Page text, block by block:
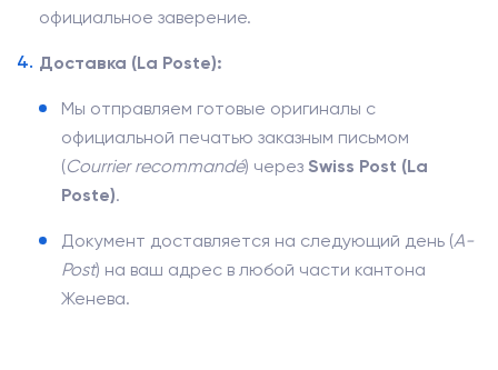
официальное заверение.
Доставка (La Poste):
Мы отправляем готовые оригиналы с
официальной печатью заказным письмом
(Courrier recommandé) через Swiss Post (La
Poste).
Документ доставляется на следующий день (A-
Post) на ваш адрес в любой части кантона
Женева.